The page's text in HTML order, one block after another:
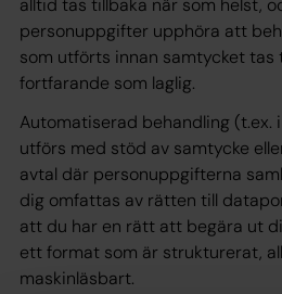
alltid tas tillbaka när som helst,
personuppgifter upphöra att
som utförts innan samtycket tas
fortfarande som laglig.
Automatiserad behandling (t.ex.
utförs med stöd av samtycke
avtal där personuppgifterna
dig omfattas av rätten till
att du har en rätt att begära ut
ett format som är strukturerat,
maskinläsbart.